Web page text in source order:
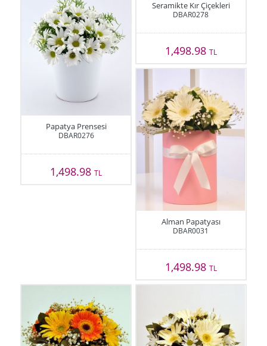
Papatya Prensesi
DBAR0276
1,498.98TL
Seramikte Kır Çiçekleri
DBAR0278
1,498.98 TL
Alman Papatyası
DBAR0031
1,498.98 TL